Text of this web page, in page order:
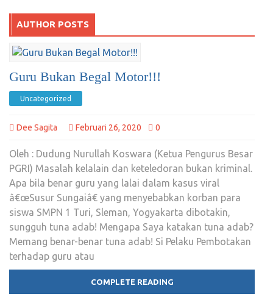
AUTHOR POSTS
Guru Bukan Begal Motor!!!
Uncategorized
Dee Sagita Februari 26, 2020 0
Oleh : Dudung Nurullah Koswara (Ketua Pengurus Besar
PGRI) Masalah kelalain dan keteledoran bukan kriminal.
Apa bila benar guru yang lalai dalam kasus viral
â€œSusur Sungaiâ€ yang menyebabkan korban para
siswa SMPN 1 Turi, Sleman, Yogyakarta dibotakin,
sungguh tuna adab! Mengapa Saya katakan tuna adab?
Memang benar-benar tuna adab! Si Pelaku Pembotakan
terhadap guru atau
COMPLETE READING